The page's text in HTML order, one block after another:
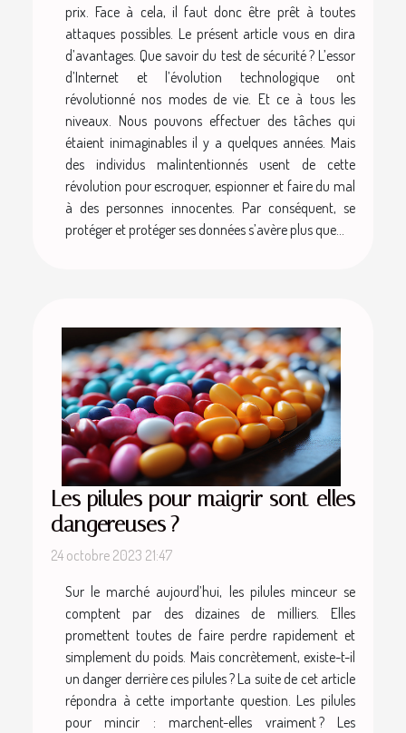
prix. Face à cela, il faut donc être prêt à toutes
attaques possibles. Le présent article vous en dira
d’avantages. Que savoir du test de sécurité ? L’essor
d’Internet et l’évolution technologique ont
révolutionné nos modes de vie. Et ce à tous les
niveaux. Nous pouvons effectuer des tâches qui
étaient inimaginables il y a quelques années. Mais
des individus malintentionnés usent de cette
révolution pour escroquer, espionner et faire du mal
à des personnes innocentes. Par conséquent, se
protéger et protéger ses données s’avère plus que...
Les pilules pour maigrir sont-elles
dangereuses ?
24 octobre 2023 21:47
Sur le marché aujourd’hui, les pilules minceur se
comptent par des dizaines de milliers. Elles
promettent toutes de faire perdre rapidement et
simplement du poids. Mais concrètement, existe-t-il
un danger derrière ces pilules ? La suite de cet article
répondra à cette importante question. Les pilules
pour mincir : marchent-elles vraiment ? Les